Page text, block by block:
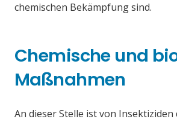
chemischen Bekämpfung sind.
Chemische und
Maßnahmen
An dieser Stelle ist von Insektiziden